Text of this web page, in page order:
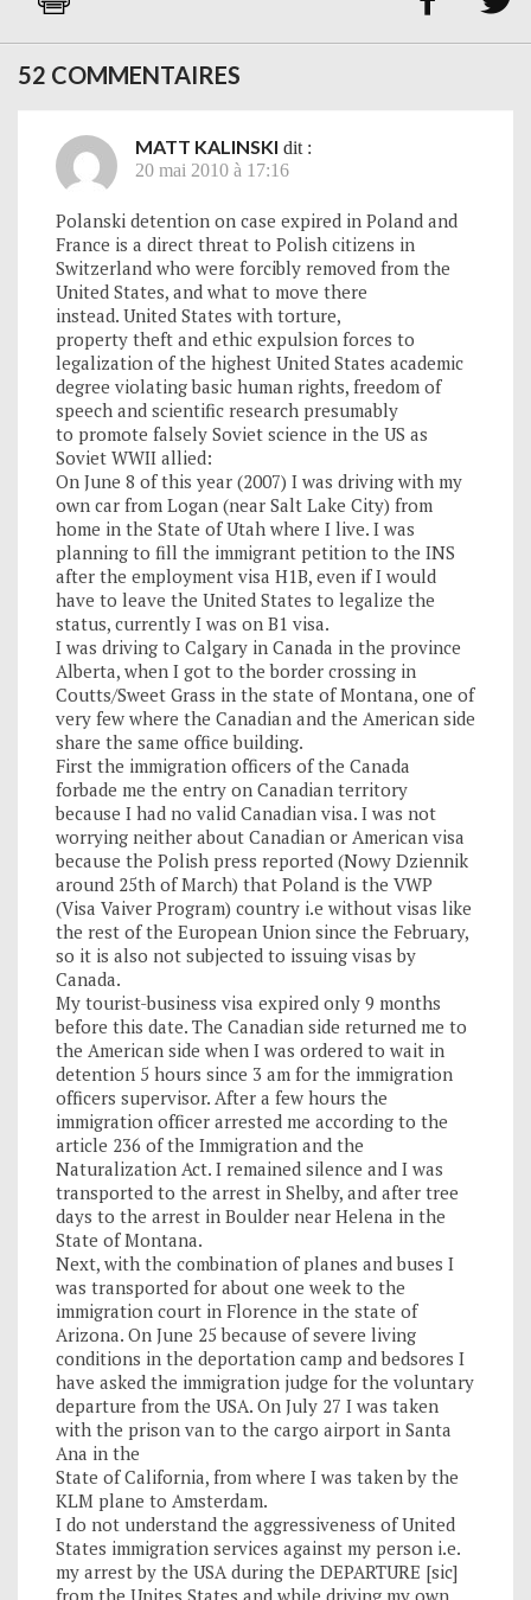
52 COMMENTAIRES
MATT KALINSKI dit :
20 mai 2010 à 17:16
Polanski detention on case expired in Poland and
France is a direct threat to Polish citizens in
Switzerland who were forcibly removed from the
United States, and what to move there
instead. United States with torture,
property theft and ethic expulsion forces to
legalization of the highest United States academic
degree violating basic human rights, freedom of
speech and scientific research presumably
to promote falsely Soviet science in the US as
Soviet WWII allied:
On June 8 of this year (2007) I was driving with my
own car from Logan (near Salt Lake City) from
home in the State of Utah where I live. I was
planning to fill the immigrant petition to the INS
after the employment visa H1B, even if I would
have to leave the United States to legalize the
status, currently I was on B1 visa.
I was driving to Calgary in Canada in the province
Alberta, when I got to the border crossing in
Coutts/Sweet Grass in the state of Montana, one of
very few where the Canadian and the American side
share the same office building.
First the immigration officers of the Canada
forbade me the entry on Canadian territory
because I had no valid Canadian visa. I was not
worrying neither about Canadian or American visa
because the Polish press reported (Nowy Dziennik
around 25th of March) that Poland is the VWP
(Visa Vaiver Program) country i.e without visas like
the rest of the European Union since the February,
so it is also not subjected to issuing visas by
Canada.
My tourist-business visa expired only 9 months
before this date. The Canadian side returned me to
the American side when I was ordered to wait in
detention 5 hours since 3 am for the immigration
officers supervisor. After a few hours the
immigration officer arrested me according to the
article 236 of the Immigration and the
Naturalization Act. I remained silence and I was
transported to the arrest in Shelby, and after tree
days to the arrest in Boulder near Helena in the
State of Montana.
Next, with the combination of planes and buses I
was transported for about one week to the
immigration court in Florence in the state of
Arizona. On June 25 because of severe living
conditions in the deportation camp and bedsores I
have asked the immigration judge for the voluntary
departure from the USA. On July 27 I was taken
with the prison van to the cargo airport in Santa
Ana in the
State of California, from where I was taken by the
KLM plane to Amsterdam.
I do not understand the aggressiveness of United
States immigration services against my person i.e.
my arrest by the USA during the DEPARTURE [sic]